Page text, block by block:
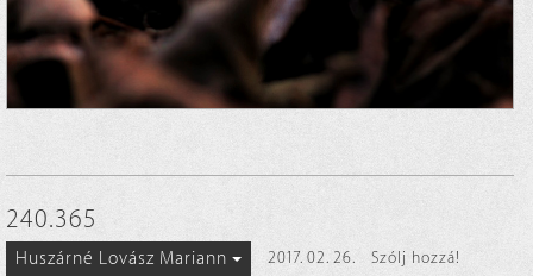
240.365
Huszárné Lovász Mariann 2017. 02. 26.
Szólj hozzá!